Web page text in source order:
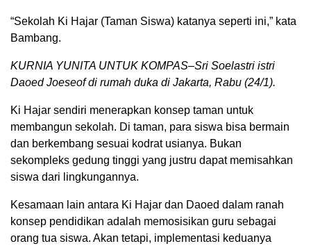
“Sekolah Ki Hajar (Taman Siswa) katanya seperti ini,” kata
Bambang.
KURNIA YUNITA UNTUK KOMPAS–Sri Soelastri istri
Daoed Joeseof di rumah duka di Jakarta, Rabu (24/1).
Ki Hajar sendiri menerapkan konsep taman untuk
membangun sekolah. Di taman, para siswa bisa bermain
dan berkembang sesuai kodrat usianya. Bukan
sekompleks gedung tinggi yang justru dapat memisahkan
siswa dari lingkungannya.
Kesamaan lain antara Ki Hajar dan Daoed dalam ranah
konsep pendidikan adalah memosisikan guru sebagai
orang tua siswa. Akan tetapi, implementasi keduanya